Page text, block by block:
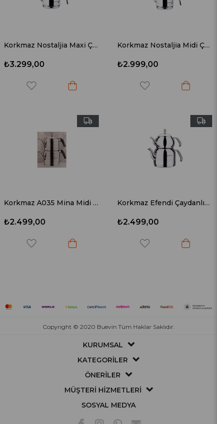
Korkmaz Nostaljia Maxi Çaydanlık Takımı A229
₺3.299,00
Korkmaz Nostaljia Midi Çaydanlık Takımı A228
₺2.999,00
Korkmaz A035 Mina Midi Çaydanlık Takımı
₺2.499,00
Korkmaz Efendi Çaydanlık Takımı 2.4 Litre A221
₺2.499,00
Copyright © 2020 Buevin Tüm Haklar Saklıdır.
KURUMSAL
KATEGORİLER
ÖNERİLER
MÜŞTERİ HİZMETLERİ
SOSYAL MEDYA